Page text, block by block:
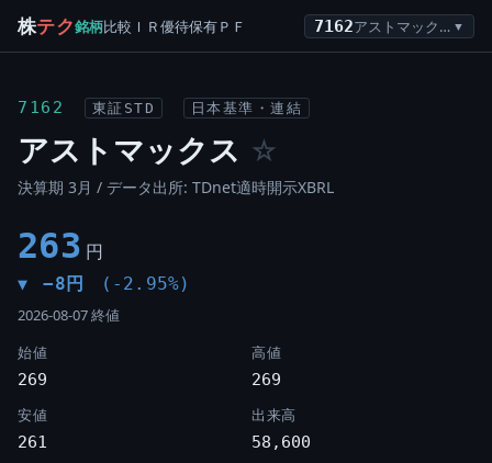
株テク銘柄比較 ＩＲ優待保有ＰＦ 7162 アストマックス ▼
7162 東証STD 日本基準・連結
アストマックス ☆
決算期 3月 / データ出所: TDnet適時開示XBRL
263 円
▼ −8円 (-2.95%)
2026-08-07 終値
始値
269
高値
269
安値
261
出来高
58,600